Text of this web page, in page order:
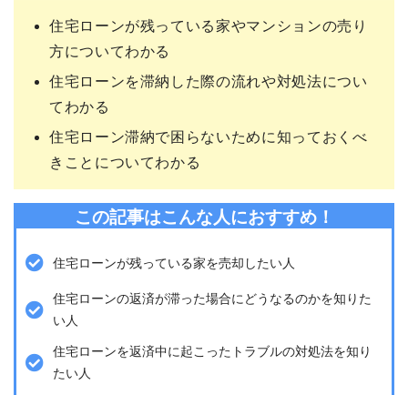
住宅ローンが残っている家やマンションの売り
方についてわかる
住宅ローンを滞納した際の流れや対処法につい
てわかる
住宅ローン滞納で困らないために知っておくべ
きことについてわかる
この記事はこんな人におすすめ！
住宅ローンが残っている家を売却したい人
住宅ローンの返済が滞った場合にどうなるのかを知りた
い人
住宅ローンを返済中に起こったトラブルの対処法を知り
たい人